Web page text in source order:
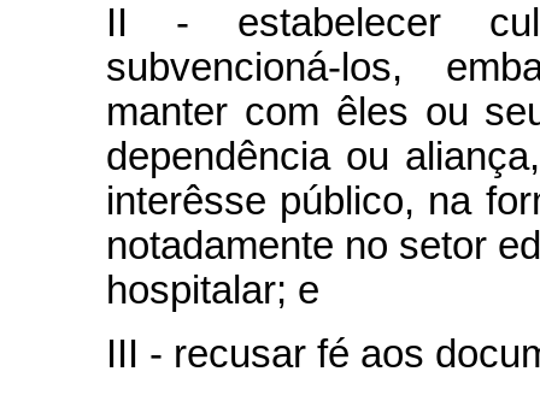
II - estabelecer
subvencioná-los,
manter com êles ou
dependência ou
interêsse público, na
notadamente no setor
hospitalar; e
III - recusar fé aos